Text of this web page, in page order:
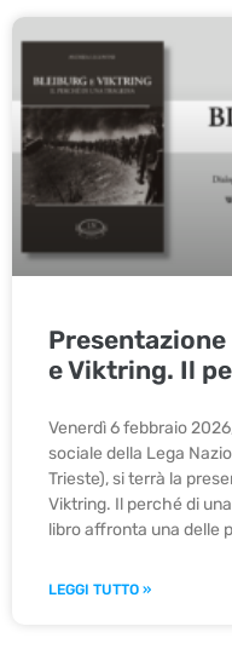
e Viktring. Il
Venerdì 6 febbraio
sociale della Lega
Trieste), si terrà la
Viktring. Il perché di
libro affronta una delle
LEGGI TUTTO »